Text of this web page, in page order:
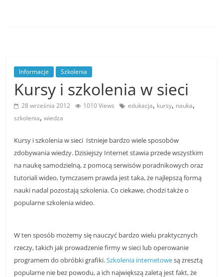
Informacje Szkolenia
Kursy i szkolenia w sieci
28 września 2012 1010 Views edukacja, kursy, nauka,
szkolenia,wiedza
Kursy i szkolenia w sieci Istnieje bardzo wiele sposobów
zdobywania wiedzy. Dzisiejszy Internet stawia przede wszystkim
na naukę samodzielną, z pomocą serwisów poradnikowych oraz
tutoriali wideo, tymczasem prawda jest taka, że najlepszą formą
nauki nadal pozostają szkolenia. Co ciekawe, chodzi także o
popularne szkolenia wideo.
W ten sposób możemy się nauczyć bardzo wielu praktycznych
rzeczy, takich jak prowadzenie firmy w sieci lub operowanie
programem do obróbki grafiki.Szkolenia internetowesą zresztą
popularne nie bez powodu, a ich największą zaletą jest fakt, że